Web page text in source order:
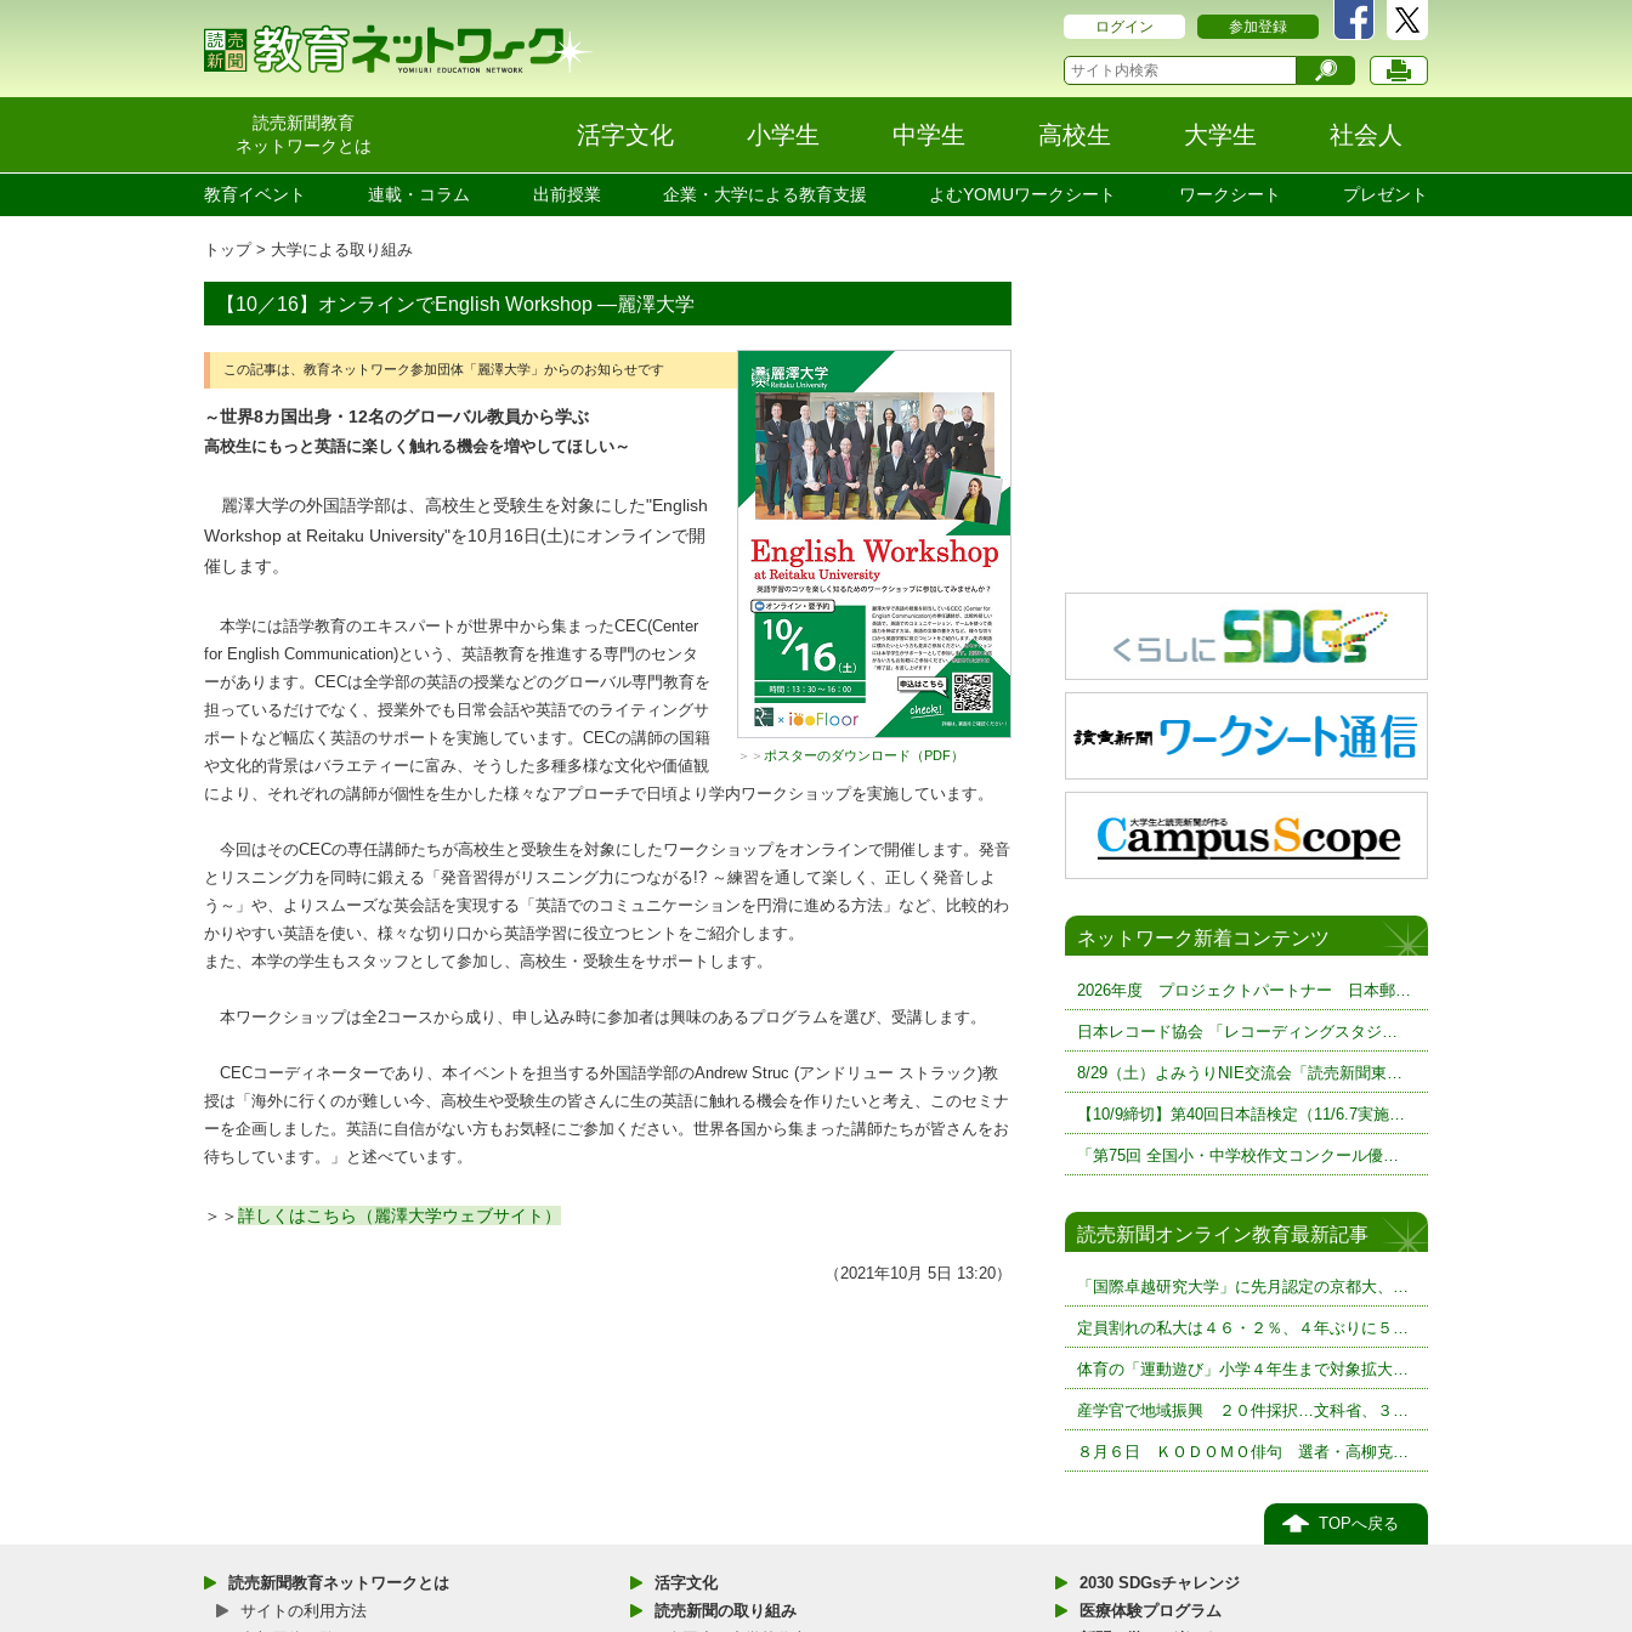
ログイン 参加登録
読売新聞教育
ネットワークとは
活字文化 小学生 中学生 高校生 大学生 社会人
教育イベント 連載・コラム 出前授業 企業・大学による教育支援 よむYOMUワークシート ワークシート プレゼント
トップ 大学による取り組み
【10／16】オンラインでEnglish Workshop ―麗澤大学
＞＞ ポスターのダウンロード（PDF）
この記事は、教育ネットワーク参加団体「麗澤大学」からのお知らせです
～世界8カ国出身・12名のグローバル教員から学ぶ
高校生にもっと英語に楽しく触れる機会を増やしてほしい～
麗澤大学の外国語学部は、高校生と受験生を対象にした"English
Workshop at Reitaku University"を10月16日(土)にオンラインで開
催します。
本学には語学教育のエキスパートが世界中から集まったCEC(Center
for English Communication)という、英語教育を推進する専門のセンタ
ーがあります。CECは全学部の英語の授業などのグローバル専門教育を
担っているだけでなく、授業外でも日常会話や英語でのライティングサ
ポートなど幅広く英語のサポートを実施しています。CECの講師の国籍
や文化的背景はバラエティーに富み、そうした多種多様な文化や価値観
により、それぞれの講師が個性を生かした様々なアプローチで日頃より学内ワークショップを実施しています。
今回はそのCECの専任講師たちが高校生と受験生を対象にしたワークショップをオンラインで開催します。発音
とリスニング力を同時に鍛える「発音習得がリスニング力につながる!? ～練習を通して楽しく、正しく発音しよ
う～」や、よりスムーズな英会話を実現する「英語でのコミュニケーションを円滑に進める方法」など、比較的わ
かりやすい英語を使い、様々な切り口から英語学習に役立つヒントをご紹介します。
また、本学の学生もスタッフとして参加し、高校生・受験生をサポートします。
本ワークショップは全2コースから成り、申し込み時に参加者は興味のあるプログラムを選び、受講します。
CECコーディネーターであり、本イベントを担当する外国語学部のAndrew Struc (アンドリュー ストラック)教
授は「海外に行くのが難しい今、高校生や受験生の皆さんに生の英語に触れる機会を作りたいと考え、このセミナ
ーを企画しました。英語に自信がない方もお気軽にご参加ください。世界各国から集まった講師たちが皆さんをお
待ちしています。」と述べています。
＞＞詳しくはこちら（麗澤大学ウェブサイト）
（2021年10月 5日 13:20）
ネットワーク新着コンテンツ
2026年度 プロジェクトパートナー 日本郵…
日本レコード協会 「レコーディングスタジ…
8/29（土）よみうりNIE交流会「読売新聞東…
【10/9締切】第40回日本語検定（11/6.7実施…
「第75回 全国小・中学校作文コンクール優…
読売新聞オンライン教育最新記事
「国際卓越研究大学」に先月認定の京都大、…
定員割れの私大は４６・２％、４年ぶりに５…
体育の「運動遊び」小学４年生まで対象拡大…
産学官で地域振興 ２０件採択…文科省、３…
８月６日 ＫＯＤＯＭＯ俳句 選者・高柳克…
TOPへ戻る
読売新聞教育ネットワークとは
サイトの利用方法
活字文化
読売新聞の取り組み
2030 SDGsチャレンジ
医療体験プログラム